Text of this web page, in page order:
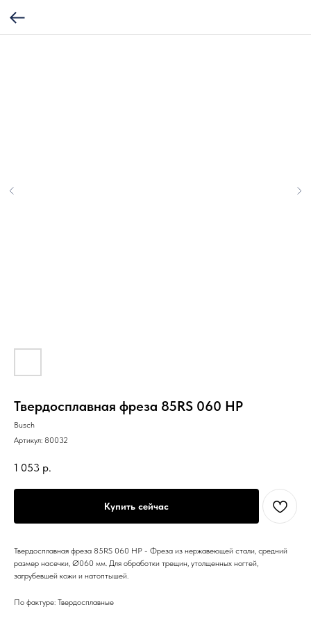
Твердосплавная фреза 85RS 060 HP
Busch
Артикул: 80032
1 053 р.
Купить сейчас
Твердосплавная фреза 85RS 060 HP - Фреза из нержавеющей стали, средний
размер насечки, Ø060 мм. Для обработки трещин, утолщенных ногтей,
загрубевшей кожи и натоптышей.
По фактуре: Твердосплавные